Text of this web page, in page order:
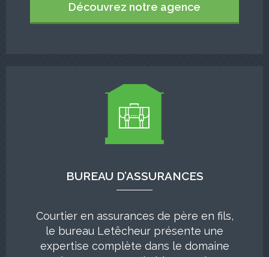
Découvrez notre agence
BUREAU D’ASSURANCES
Courtier en assurances de père en fils,
le bureau Letêcheur présente une
expertise complète dans le domaine